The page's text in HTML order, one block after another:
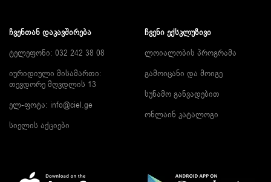
ᲩᲕᲔᲜᲗᲐᲜ ᲓᲐᲙᲐᲕᲨᲘᲠᲔᲑᲐ
ტელეფონი: 032 242 38 08
იურიდიული მისამართი:
თევდორე მღვდლის 13
ელ-ფოტა: info@ciel.ge
სიელის აქციები
ᲩᲕᲔᲜᲘ ᲔᲥᲡᲙᲚᲣᲖᲘᲕᲘ
ლოიალობის პროგრამა
გამოიცანი და მოიგე
სუნამო განვადებით
ონლაინ კატალოგი